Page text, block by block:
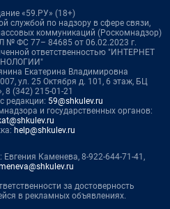
«59.РУ» (18+)
службой по надзору в сфере связи,
коммуникаций (Роскомнадзор)
№ ФС 77– 84685 от 06.02.2023 г.
ответственностью "ИНТЕРНЕТ
Екатерина Владимировна
ул. 25 Октября д. 101, 6 этаж, БЦ
8 (342) 215-01-21
редакции: 59@shkulev.ru
и государственных органов:
help@shkulev.ru
Каменева, 8-922-644-71-41,
за достоверность
в рекламных объявлениях.